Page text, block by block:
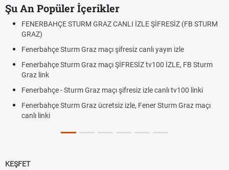
Şu An Popüler İçerikler
FENERBAHÇE STURM GRAZ CANLI İZLE ŞİFRESİZ (FB STURM
GRAZ)
Fenerbahçe Sturm Graz maçı şifresiz canlı yayın izle
Fenerbahçe Sturm Graz maçı ŞİFRESİZ tv100 İZLE, FB Sturm
Graz link
Fenerbahçe - Sturm Graz maçı şifresiz izle canlı tv100 linki
Fenerbahçe Sturm Graz ücretsiz izle, Fener Sturm Graz maçı
canlı linki
KEŞFET